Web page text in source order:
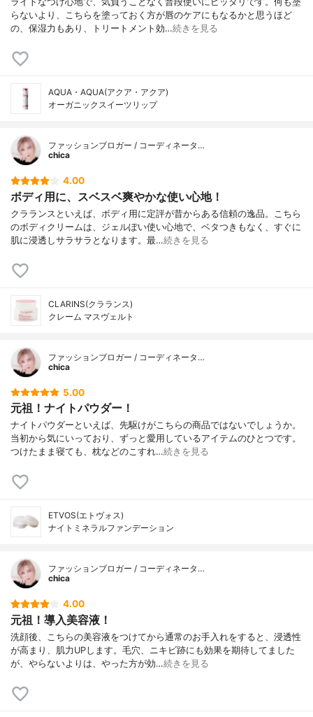
らないより、こちらを塗っておく方が唇のケアにもなるかと思うほど
の、保湿力もあり、トリートメント効…続きを見る
AQUA・AQUA(アクア・アクア)
オーガニックスイーツリップ
ファッションブロガー / コーディネータ…
chica
4.00
ボディ用に、スベスベ爽やかな使い心地！
クラランスといえば、ボディ用に定評が昔からある信頼の逸品。こちら
のボディクリームは、ジェルぽい使い心地で、ベタつきもなく、すぐに
肌に浸透しサラサラとなります。最…続きを見る
CLARINS(クラランス)
クレーム マスヴェルト
ファッションブロガー / コーディネータ…
chica
5.00
元祖！ナイトパウダー！
ナイトパウダーといえば、先駆けがこちらの商品ではないでしょうか。
当初から気にいっており、ずっと愛用しているアイテムのひとつです。
つけたまま寝ても、枕などのこすれ…続きを見る
ETVOS(エトヴォス)
ナイトミネラルファンデーション
ファッションブロガー / コーディネータ…
chica
4.00
元祖！導入美容液！
洗顔後、こちらの美容液をつけてから通常のお手入れをすると、浸透性
が高まり、肌力UPします。毛穴、ニキビ跡にも効果を期待してました
が、やらないよりは、やった方が効…続きを見る